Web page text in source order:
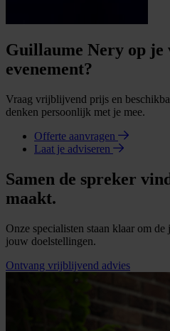
Guillaume Nery op je
evenement?
Vraag vrijblijvend prijs en
denken persoonlijk met je mee.
Offerte aanvragen
Laat je adviseren
Samen de spreker
maakt.
Onze specialisten staan klaar om
jouw doelstellingen.
Ontvang vrijblijvend advies